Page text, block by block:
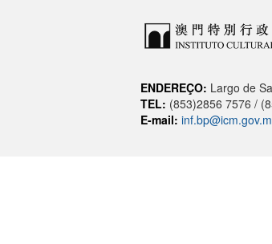
ENDEREÇO: Largo de
TEL: (853)2856 7576 /
E-mail: